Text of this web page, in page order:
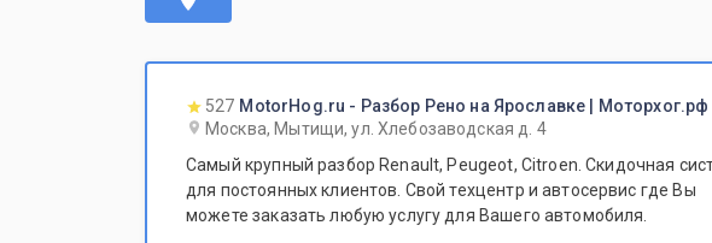
527 MotorHog.ru - Разбор Рено на Ярославке | Моторхог.рф
Москва, Мытищи, ул. Хлебозаводская д. 4
Самый крупный разбор Renault, Peugeot, Citroen. Скидочная
для постоянных клиентов. Свой техцентр и автосервис где Вы
можете заказать любую услугу для Вашего автомобиля.